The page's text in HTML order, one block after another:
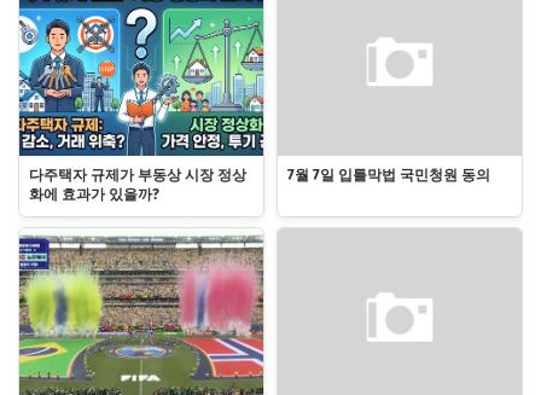
다주택자 규제가 부동상 시장 정상
화에 효과가 있을까?
7월 7일 입틀막법 국민청원 동의